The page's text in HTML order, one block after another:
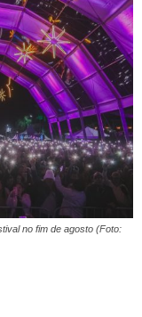
no fim de agosto (Foto: